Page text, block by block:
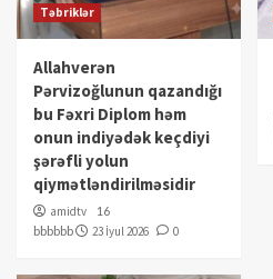
Təbriklər
Allahverən
Pərvizoğlunun qazandığı
bu Fəxri Diplom həm
onun indiyədək keçdiyi
şərəfli yolun
qiymətləndirilməsidir
amidtv
16
bbbbbb
23 İyul 2026 0